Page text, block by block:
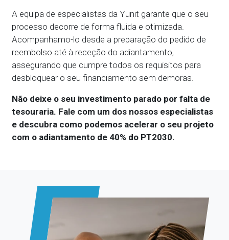
A equipa de especialistas da Yunit garante que o seu
processo decorre de forma fluida e otimizada.
Acompanhamo-lo desde a preparação do pedido de
reembolso até à receção do adiantamento,
assegurando que cumpre todos os requisitos para
desbloquear o seu financiamento sem demoras.
Não deixe o seu investimento parado por falta de
tesouraria. Fale com um dos nossos especialistas
e descubra como podemos acelerar o seu projeto
com o adiantamento de 40% do PT2030.